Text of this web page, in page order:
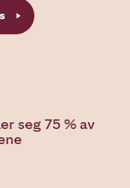
seg 75 % av